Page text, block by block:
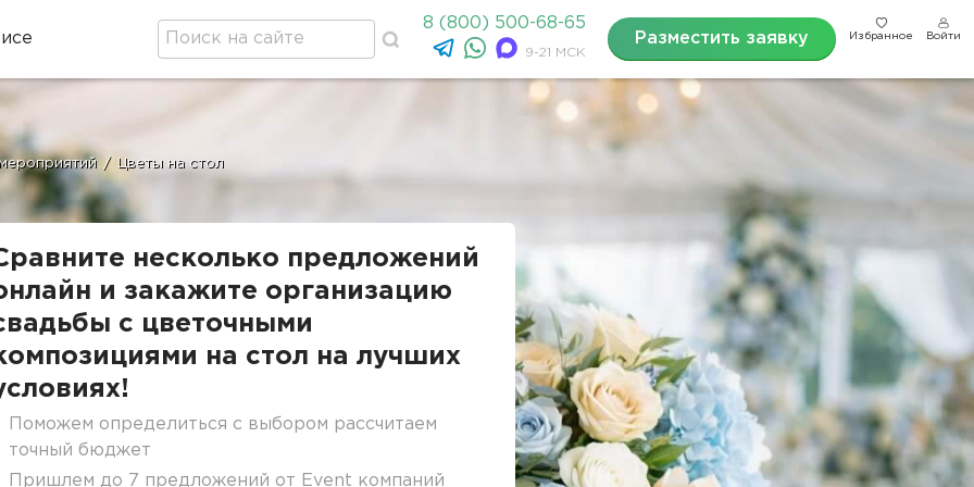
8 (800) 500-68-65
9-21 МСК
Разместить заявку Избранное Войти
/ Цветы на стол
несколько предложений
и закажите организацию
с цветочными
на стол на лучших
Поможем определиться с выбором рассчитаем
точный бюджет
Пришлем до 7 предложений от Event компаний